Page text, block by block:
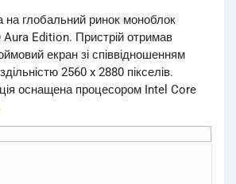
на глобальний ринок моноблок
Edition. Пристрій отримав
екран зі співвідношенням
2560 x 2880 пікселів.
оснащена процесором Intel Core
та SSD на 512 ГБ. Потужніша
Intel Core Ultra 7 368H з
Вартість стартує від $2300, або